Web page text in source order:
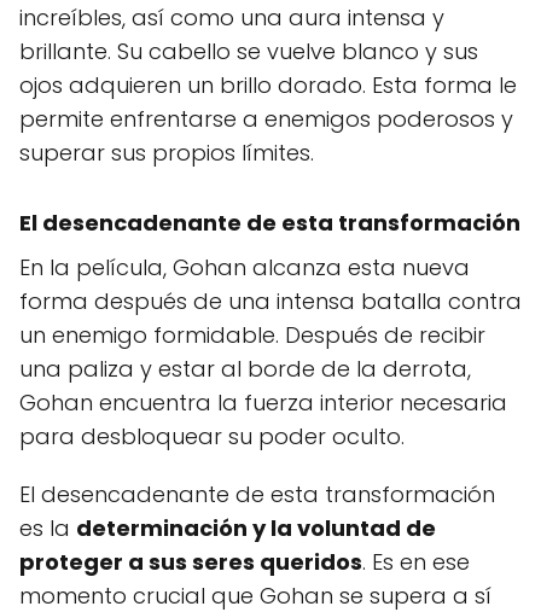
increíbles, así como una aura intensa y
brillante. Su cabello se vuelve blanco y sus
ojos adquieren un brillo dorado. Esta forma le
permite enfrentarse a enemigos poderosos y
superar sus propios límites.
El desencadenante de esta transformación
En la película, Gohan alcanza esta nueva
forma después de una intensa batalla contra
un enemigo formidable. Después de recibir
una paliza y estar al borde de la derrota,
Gohan encuentra la fuerza interior necesaria
para desbloquear su poder oculto.
El desencadenante de esta transformación
es la determinación y la voluntad de
proteger a sus seres queridos. Es en ese
momento crucial que Gohan se supera a sí